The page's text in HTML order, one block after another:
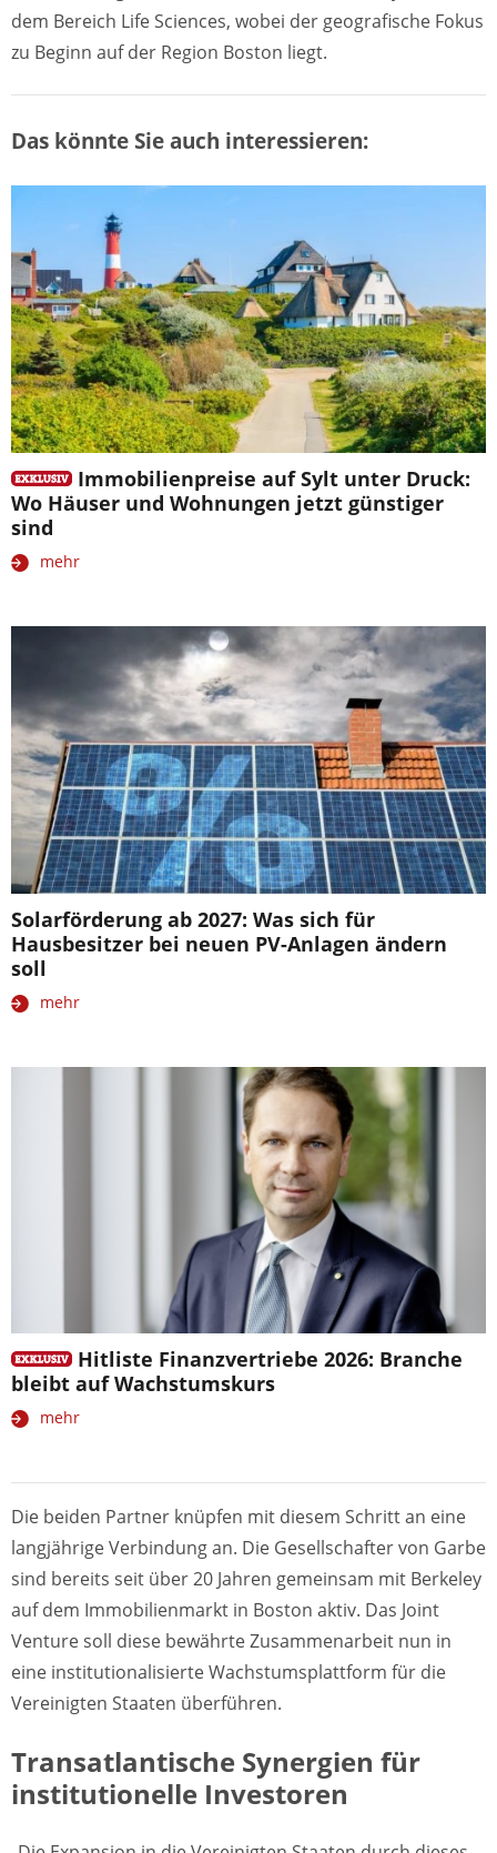
dem Bereich Life Sciences, wobei der geografische Fokus
zu Beginn auf der Region Boston liegt.
Das könnte Sie auch interessieren:
Immobilienpreise auf Sylt unter Druck:
Wo Häuser und Wohnungen jetzt günstiger
sind
mehr
Solarförderung ab 2027: Was sich für
Hausbesitzer bei neuen PV-Anlagen ändern
soll
mehr
Hitliste Finanzvertriebe 2026: Branche
bleibt auf Wachstumskurs
mehr
Die beiden Partner knüpfen mit diesem Schritt an eine
langjährige Verbindung an. Die Gesellschafter von Garbe
sind bereits seit über 20 Jahren gemeinsam mit Berkeley
auf dem Immobilienmarkt in Boston aktiv. Das Joint
Venture soll diese bewährte Zusammenarbeit nun in
eine institutionalisierte Wachstumsplattform für die
Vereinigten Staaten überführen.
Transatlantische Synergien für
institutionelle Investoren